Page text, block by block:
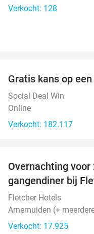
Verkocht: 128
Gratis kans op
Social Deal Win
Online
Verkocht: 182.117
Overnachting
gangendiner bij
Fletcher Hotels
Arnemuiden (+
Verkocht: 17.925